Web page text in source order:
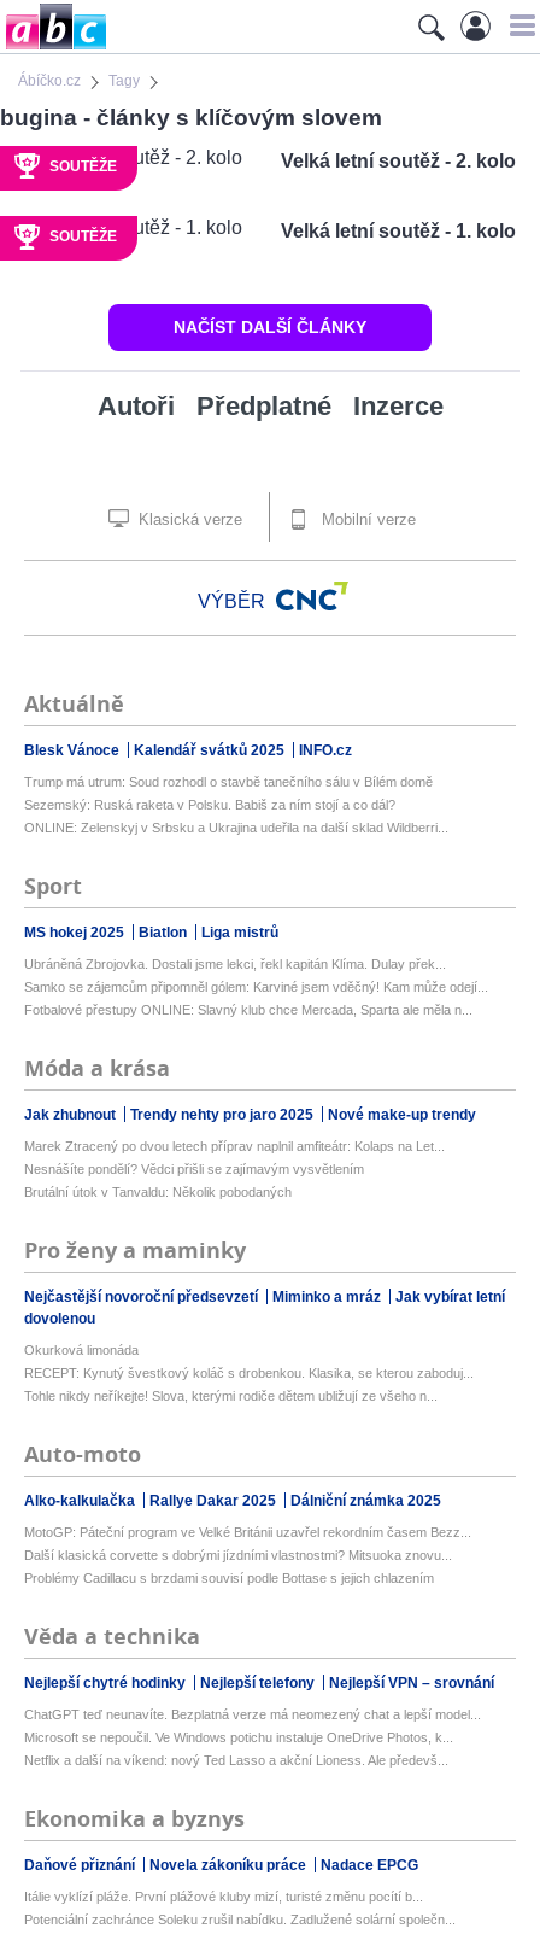
Ábíčko.cz Tagy
bugina - články s klíčovým slovem
SOUTĚŽE Velká letní soutěž - 2. kolo
SOUTĚŽE Velká letní soutěž - 1. kolo
NAČÍST DALŠÍ ČLÁNKY
Autoři Předplatné Inzerce
Klasická verze Mobilní verze
VÝBĚR
Aktuálně
Blesk Vánoce Kalendář svátků 2025 INFO.cz
Trump má utrum: Soud rozhodl o stavbě tanečního sálu v Bílém domě
Sezemský: Ruská raketa v Polsku. Babiš za ním stojí a co dál?
ONLINE: Zelenskyj v Srbsku a Ukrajina udeřila na další sklad Wildberri...
Sport
MS hokej 2025 Biatlon Liga mistrů
Ubráněná Zbrojovka. Dostali jsme lekci, řekl kapitán Klíma. Dulay přek...
Samko se zájemcům připomněl gólem: Karviné jsem vděčný! Kam může odejí...
Fotbalové přestupy ONLINE: Slavný klub chce Mercada, Sparta ale měla n...
Móda a krása
Jak zhubnout Trendy nehty pro jaro 2025 Nové make-up trendy
Marek Ztracený po dvou letech příprav naplnil amfiteátr: Kolaps na Let...
Nesnášíte pondělí? Vědci přišli se zajímavým vysvětlením
Brutální útok v Tanvaldu: Několik pobodaných
Pro ženy a maminky
Nejčastější novoroční předsevzetí Miminko a mráz
Jak vybírat letní
dovolenou
Okurková limonáda
RECEPT: Kynutý švestkový koláč s drobenkou. Klasika, se kterou zaboduj...
Tohle nikdy neříkejte! Slova, kterými rodiče dětem ubližují ze všeho n...
Auto-moto
Alko-kalkulačka Rallye Dakar 2025 Dálniční známka 2025
MotoGP: Páteční program ve Velké Británii uzavřel rekordním časem Bezz...
Další klasická corvette s dobrými jízdními vlastnostmi? Mitsuoka znovu...
Problémy Cadillacu s brzdami souvisí podle Bottase s jejich chlazením
Věda a technika
Nejlepší chytré hodinky Nejlepší telefony Nejlepší VPN – srovnání
ChatGPT teď neunavíte. Bezplatná verze má neomezený chat a lepší model...
Microsoft se nepoučil. Ve Windows potichu instaluje OneDrive Photos, k...
Netflix a další na víkend: nový Ted Lasso a akční Lioness. Ale předevš...
Ekonomika a byznys
Daňové přiznání Novela zákoníku práce Nadace EPCG
Itálie vyklízí pláže. První plážové kluby mizí, turisté změnu pocítí b...
Potenciální zachránce Soleku zrušil nabídku. Zadlužené solární společn...